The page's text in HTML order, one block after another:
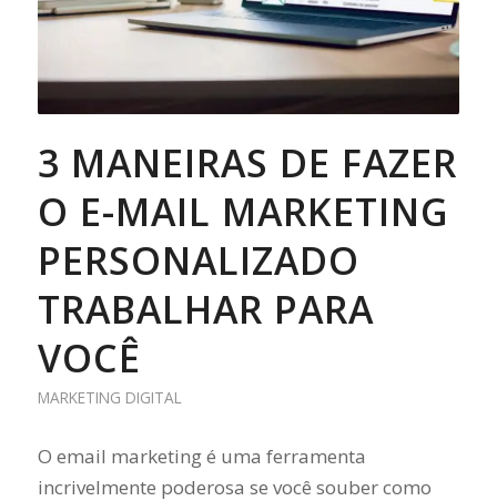
3 MANEIRAS DE FAZER
O E-MAIL MARKETING
PERSONALIZADO
TRABALHAR PARA
VOCÊ
MARKETING DIGITAL
O email marketing é uma ferramenta
incrivelmente poderosa se você souber como